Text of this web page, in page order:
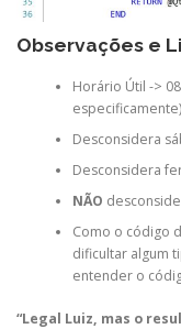
Observações e
Horário Útil ->
Desconsidera
Desconsidera
NÃO
Como o código
dificultar algum
entender o
“Legal Luiz, mas o